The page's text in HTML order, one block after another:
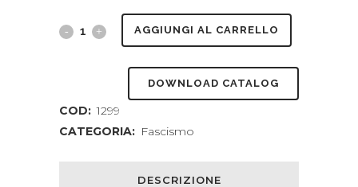
Camicia AGGIUNGI AL CARRELLO
DOWNLOAD CATALOG
COD: 1299
CATEGORIA: Fascismo
DESCRIZIONE